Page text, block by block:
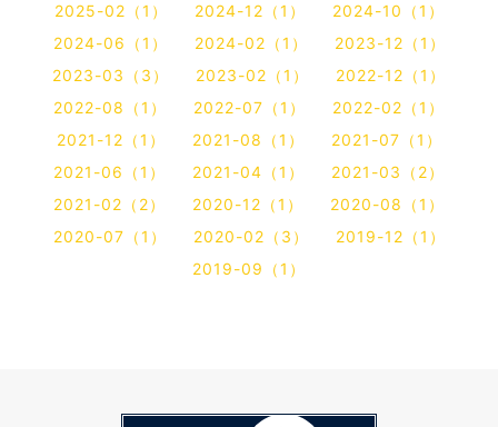
2025-02（1）
2024-12（1）
2024-10（1）
2024-06（1）
2024-02（1）
2023-12（1）
2023-03（3）
2023-02（1）
2022-12（1）
2022-08（1）
2022-07（1）
2022-02（1）
2021-12（1）
2021-08（1）
2021-07（1）
2021-06（1）
2021-04（1）
2021-03（2）
2021-02（2）
2020-12（1）
2020-08（1）
2020-07（1）
2020-02（3）
2019-12（1）
2019-09（1）